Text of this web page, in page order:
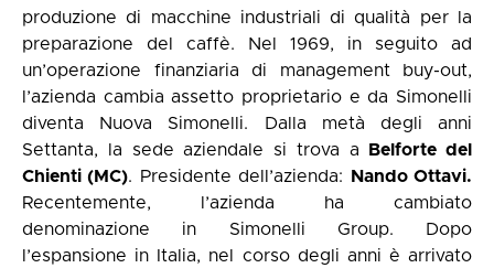
produzione di macchine industriali di qualità per la
preparazione del caffè. Nel 1969, in seguito ad
un’operazione finanziaria di management buy-out,
l’azienda cambia assetto proprietario e da Simonelli
diventa Nuova Simonelli. Dalla metà degli anni
Settanta, la sede aziendale si trova a Belforte del
Chienti (MC). Presidente dell’azienda: Nando Ottavi.
Recentemente, l’azienda ha cambiato
denominazione in Simonelli Group. Dopo
l’espansione in Italia, nel corso degli anni è arrivato